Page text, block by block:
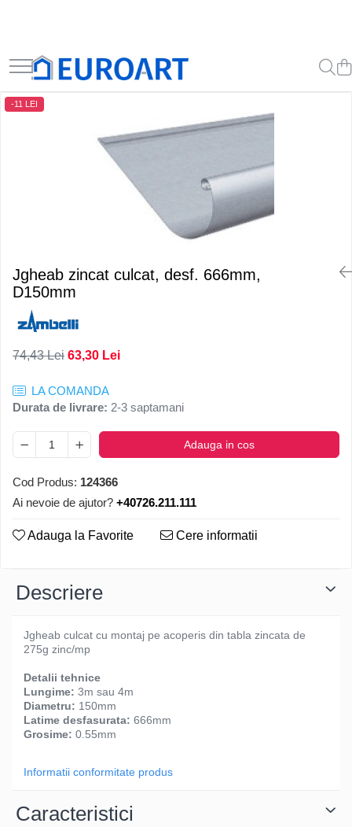
Jgheab zincat culcat, desf. 666mm,
D150mm
-11 LEI
74,43 Lei 63,30 Lei
LA COMANDA
Durata de livrare: 2-3 saptamani
Adauga in cos
Cod Produs: 124366
Ai nevoie de ajutor? +40726.211.111
Adauga la Favorite Cere informatii
Descriere
Jgheab culcat cu montaj pe acoperis din tabla zincata de
275g zinc/mp
Detalii tehnice
Lungime: 3m sau 4m
Diametru: 150mm
Latime desfasurata: 666mm
Grosime: 0.55mm
Informatii conformitate produs
Caracteristici